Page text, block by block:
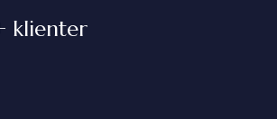
klienter